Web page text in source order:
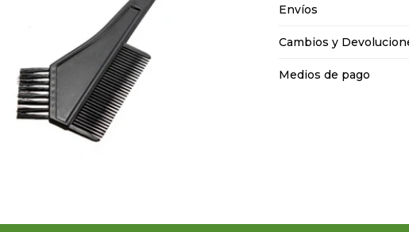
Envíos
Cambios y
Medios de pago